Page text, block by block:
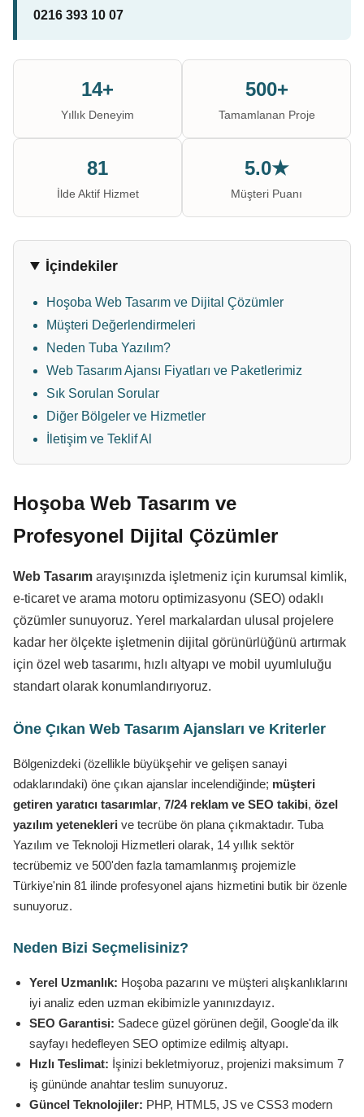
0216 393 10 07
14+
Yıllık Deneyim
500+
Tamamlanan Proje
81
İlde Aktif Hizmet
5.0★
Müşteri Puanı
İçindekiler
Hoşoba Web Tasarım ve Dijital Çözümler
Müşteri Değerlendirmeleri
Neden Tuba Yazılım?
Web Tasarım Ajansı Fiyatları ve Paketlerimiz
Sık Sorulan Sorular
Diğer Bölgeler ve Hizmetler
İletişim ve Teklif Al
Hoşoba Web Tasarım ve
Profesyonel Dijital Çözümler
Web Tasarım arayışınızda işletmeniz için kurumsal kimlik,
e-ticaret ve arama motoru optimizasyonu (SEO) odaklı
çözümler sunuyoruz. Yerel markalardan ulusal projelere
kadar her ölçekte işletmenin dijital görünürlüğünü artırmak
için özel web tasarımı, hızlı altyapı ve mobil uyumluluğu
standart olarak konumlandırıyoruz.
Öne Çıkan Web Tasarım Ajansları ve Kriterler
Bölgenizdeki (özellikle büyükşehir ve gelişen sanayi
odaklarındaki) öne çıkan ajanslar incelendiğinde; müşteri
getiren yaratıcı tasarımlar, 7/24 reklam ve SEO takibi, özel
yazılım yetenekleri ve tecrübe ön plana çıkmaktadır. Tuba
Yazılım ve Teknoloji Hizmetleri olarak, 14 yıllık sektör
tecrübemiz ve 500'den fazla tamamlanmış projemizle
Türkiye'nin 81 ilinde profesyonel ajans hizmetini butik bir özenle
sunuyoruz.
Neden Bizi Seçmelisiniz?
Yerel Uzmanlık: Hoşoba pazarını ve müşteri alışkanlıklarını
iyi analiz eden uzman ekibimizle yanınızdayız.
SEO Garantisi: Sadece güzel görünen değil, Google'da ilk
sayfayı hedefleyen SEO optimize edilmiş altyapı.
Hızlı Teslimat: İşinizi bekletmiyoruz, projenizi maksimum 7
iş gününde anahtar teslim sunuyoruz.
Güncel Teknolojiler: PHP, HTML5, JS ve CSS3 modern